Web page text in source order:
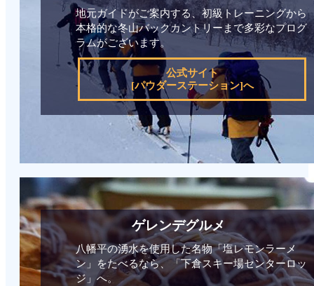
地元ガイドがご案内する、初級トレーニングから
本格的な冬山バックカントリーまで多彩なプログ
ラムがございます。
公式サイト
[パウダーステーション]へ
ゲレンデグルメ
八幡平の湧水を使用した名物「塩レモンラーメ
ン」をたべるなら、「下倉スキー場センターロッ
ジ」へ。